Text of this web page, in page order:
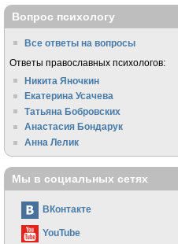
Вопрос психологу
Все ответы на вопросы
Ответы православных психологов:
Никита Яночкин
Екатерина Усачева
Татьяна Бобровских
Анастасия Бондарук
Анна Лелик
Мы в социальных сетях
ВКонтакте
YouTube